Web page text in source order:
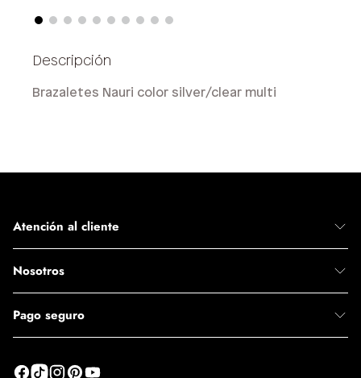
Brazaletes Nauri color silver/clear multi
Atención al cliente
Nosotros
Pago seguro